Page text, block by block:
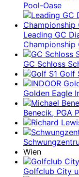
Pool-Oase
Leading GC
Championship
GC Schloss
Golf
Golden Eagle
Benecik, PGA
Wien
Golfclub City